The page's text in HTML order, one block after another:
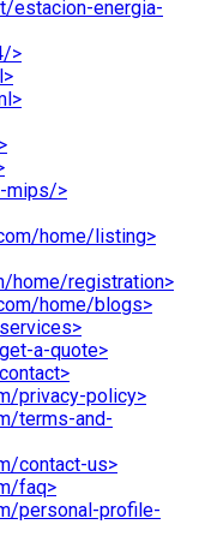
estacion-energia-
>
mips/>
home/listing>
home/registration>
home/blogs>
a-quote>
privacy-policy>
terms-and-
contact-us>
faq>
personal-profile-